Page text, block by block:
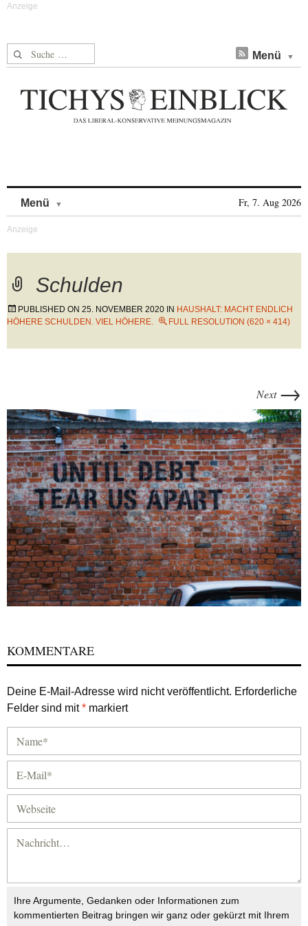
Suche nach: Menü
Menü Fr, 7. Aug 2026
Schulden
PUBLISHED ON 25. NOVEMBER 2020 IN HAUSHALT: MACHT ENDLICH
HÖHERE SCHULDEN. VIEL HÖHERE.
FULL RESOLUTION (620 × 414)
Next →
KOMMENTARE
Deine E-Mail-Adresse wird nicht veröffentlicht. Erforderliche
Felder sind mit* markiert
Ihre Argumente, Gedanken oder Informationen zum
kommentierten Beitrag bringen wir ganz oder gekürzt mit Ihrem